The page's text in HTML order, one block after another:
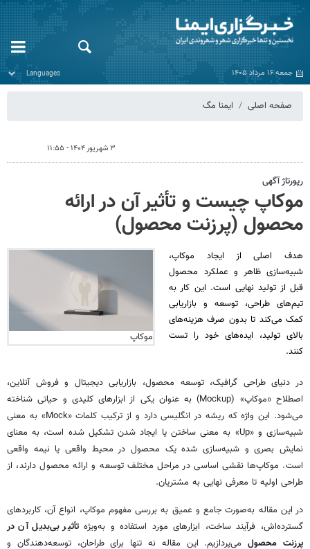
جمعه ۱۶ مرداد ۱۴۰۵
صفحه اصلی ایمنا مگ
۳ شهریور ۱۴۰۴ - ۱۱:۵۵
رپورتاژ آگهی
موکاپ چیست و تأثیر آن در ارائه
محصول (پرزنت محصول)
موکاپ
هدف اصلی از ایجاد موکاپ،
شبیه‌سازی ظاهر و عملکرد محصول
قبل از تولید نهایی است. این کار به
تیم‌های طراحی، توسعه و بازاریابی
کمک می‌کند تا بدون صرف هزینه‌های
بالای تولید، ایده‌های خود را تست
کنند.
در دنیای طراحی گرافیک، توسعه محصول، بازاریابی دیجیتال و فروش آنلاین،
اصطلاح «موکاپ» (Mockup) به عنوان یکی از ابزارهای کلیدی و حیاتی شناخته
می‌شود. این واژه که ریشه در انگلیسی دارد و از ترکیب کلمات «Mock» به معنی
شبیه‌سازی و «Up» به معنی ساختن یا ایجاد شدن تشکیل شده است، به معنای
نمایش بصری و شبیه‌سازی شده یک محصول در محیط واقعی یا نیمه واقعی
است. موکاپ‌ها نقشی اساسی در مراحل مختلف توسعه و ارائه محصول دارند، از
طراحی اولیه تا معرفی نهایی به مشتریان.
در این مقاله به‌صورت جامع و عمیق به بررسی مفهوم موکاپ، انواع آن، کاربردهای
گسترده‌اش، فرآیند ساخت، ابزارهای مورد استفاده و به‌ویژهتأثیر بی‌بدیل آن در
پرزنت محصولمی‌پردازیم. این مقاله نه تنها برای طراحان، توسعه‌دهندگان و